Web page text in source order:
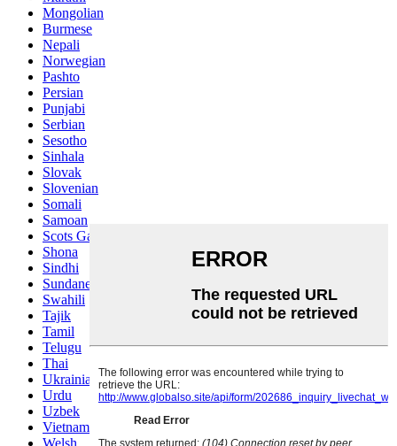
Mongolian
Burmese
Nepali
Norwegian
Pashto
Persian
Punjabi
Serbian
Sesotho
Sinhala
Slovak
Slovenian
Somali
Samoan
Scots Gaelic
Shona
Sindhi
Sundanese
Swahili
Tajik
Tamil
Telugu
Thai
Ukrainian
Urdu
Uzbek
Vietnamese
Welsh